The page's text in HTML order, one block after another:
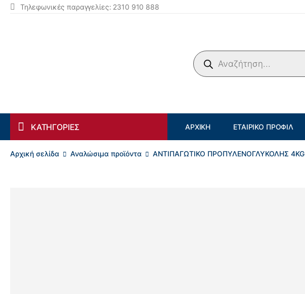
Τηλεφωνικές παραγγελίες: 2310 910 888
Products search
ΚΑΤΗΓΟΡΙΕΣ ΑΡΧΙΚΉ ΕΤΑΙΡΙΚΌ ΠΡΟΦΊΛ
Αρχική σελίδα Αναλώσιμα προϊόντα ΑΝΤΙΠΑΓΩΤΙΚΟ ΠΡΟΠΥΛΕΝΟΓΛΥΚΟΛΗΣ 4KG